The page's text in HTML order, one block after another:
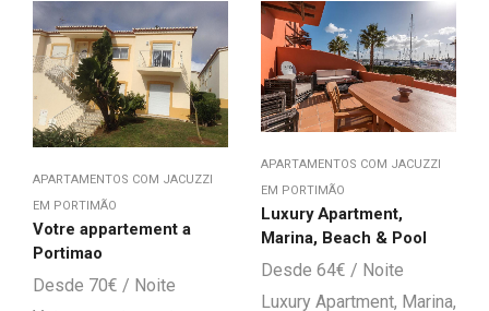
APARTAMENTOS COM JACUZZI
EM PORTIMÃO
Votre appartement a
Portimao
70€
APARTAMENTOS COM JACUZZI
EM PORTIMÃO
Luxury Apartment,
Marina, Beach & Pool
64€
Luxury Apartment, Marina,